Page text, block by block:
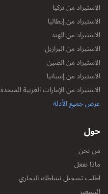
الاستيراد من تركيا
الاستيراد من إيطاليا
الاستيراد من الهند
الاستيراد من البرازيل
الاستيراد من الصين
الاستيراد من إسبانيا
الاستيراد من الإمارات العربية المتحدة
عرض جميع الأدلة
حول
من نحن
ماذا نفعل
اطلب تسجيل نشاطك التجاري